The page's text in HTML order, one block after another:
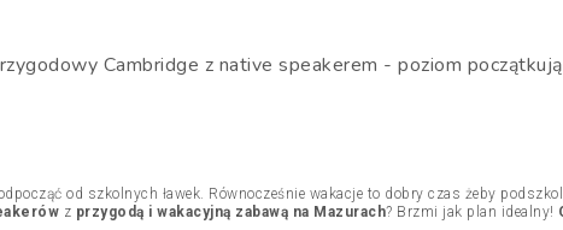
Cambridge z native speakerem - poziom
od szkolnych ławek. Równocześnie wakacje to dobry czas żeby
z przygodą i wakacyjną zabawą na Mazurach? Brzmi jak plan idealny!